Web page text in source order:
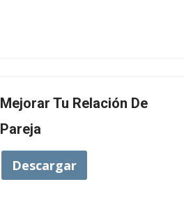
Mejorar Tu Relación De
Pareja
Descargar